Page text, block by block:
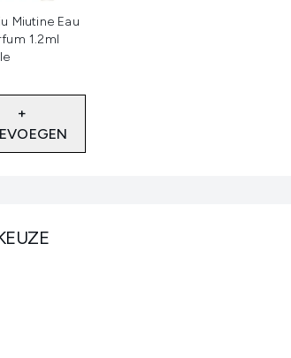
Miutine Eau
1.2ml
+